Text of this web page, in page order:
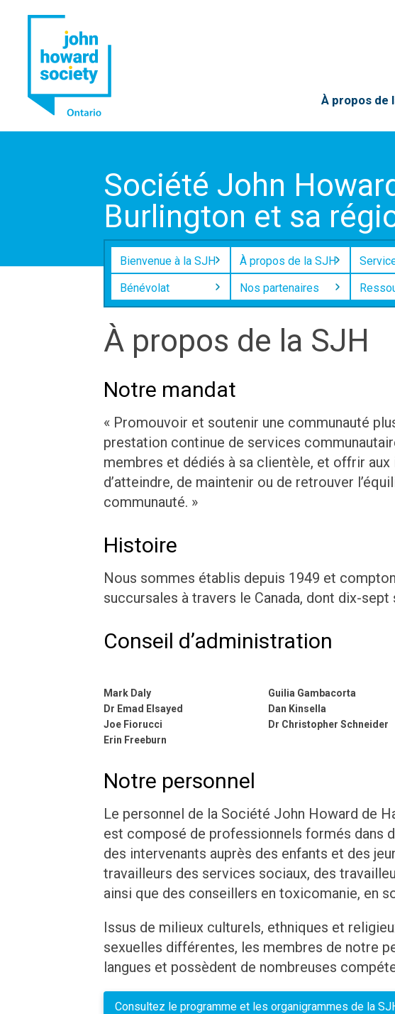
À propos de
Société John
Burlington et sa
Bienvenue à la SJH À propos de la SJH
Bénévolat
Nos partenaires
À propos de la SJH
Notre mandat
« Promouvoir et soutenir une communauté
prestation continue de services
membres et dédiés à sa clientèle, et offrir
d’atteindre, de maintenir ou de retrouver
communauté. »
Histoire
Nous sommes établis depuis 1949 et
succursales à travers le Canada, dont dix-
Conseil d’administration
Mark Daly
Dr Emad Elsayed
Joe Fiorucci
Erin Freeburn
Guilia Gambacorta
Dan Kinsella
Dr Christopher Schneider
Notre personnel
Le personnel de la Société John Howard de
est composé de professionnels formés dans
des intervenants auprès des enfants et des
travailleurs des services sociaux, des
ainsi que des conseillers en toxicomanie, en
Issus de milieux culturels, ethniques et
sexuelles différentes, les membres de notre
langues et possèdent de nombreuses
Consultez le programme et les organigrammes de la